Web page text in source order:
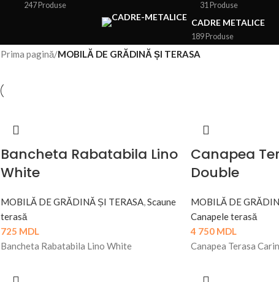
247 Produse 31 Produse
CADRE METALICE
189 Produse
Prima pagină/MOBILĂ DE GRĂDINĂ ȘI TERASA
Bancheta Rabatabila Lino
White
MOBILĂ DE GRĂDINĂ ȘI TERASA,Scaune
terasă
725 MDL
Bancheta Rabatabila Lino White
Canapea
Double
MOBILĂ DE
Canapele terasă
4 750 MDL
Canapea Terasa